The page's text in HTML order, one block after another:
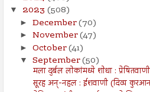
▼ 2023 (508)
► December(70)
► November(47)
► October(41)
▼ September(50)
मला दुर्बल लोकांमध्ये शोधा :
सूरह अन्-नहल : ईशवाणी (दिव्य